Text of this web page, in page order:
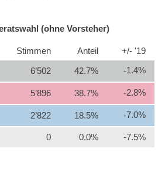
(ohne Vorsteher)
Stimmen Anteil
+/- '19
6’502 42.7% +1.4%
5’896 38.7% +2.8%
2’822 18.5% +7.0%
0 0.0% -7.5%